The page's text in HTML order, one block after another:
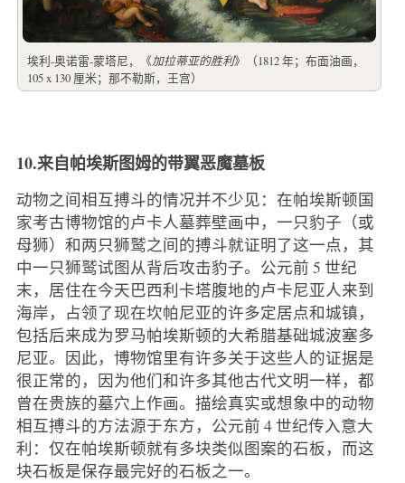
埃利-奥诺雷-蒙塔尼，《加拉蒂亚的胜利》（1812 年；布面油画，
105 x 130 厘米；那不勒斯，王宫）
10.来自帕埃斯图姆的带翼恶魔墓板
动物之间相互搏斗的情况并不少见：在帕埃斯顿国
家考古博物馆的卢卡人墓葬壁画中，一只豹子（或
母狮）和两只狮鹫之间的搏斗就证明了这一点，其
中一只狮鹫试图从背后攻击豹子。公元前 5 世纪
末，居住在今天巴西利卡塔腹地的卢卡尼亚人来到
海岸，占领了现在坎帕尼亚的许多定居点和城镇，
包括后来成为罗马帕埃斯顿的大希腊基础城波塞多
尼亚。因此，博物馆里有许多关于这些人的证据是
很正常的，因为他们和许多其他古代文明一样，都
曾在贵族的墓穴上作画。描绘真实或想象中的动物
相互搏斗的方法源于东方，公元前 4 世纪传入意大
利：仅在帕埃斯顿就有多块类似图案的石板，而这
块石板是保存最完好的石板之一。